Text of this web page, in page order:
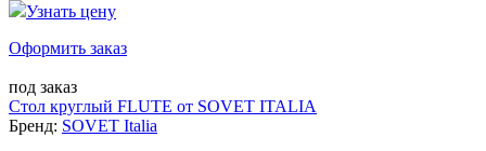
Узнать цену
Оформить заказ
под заказ
Стол круглый FLUTE от SOVET ITALIA
Бренд: SOVET Italia